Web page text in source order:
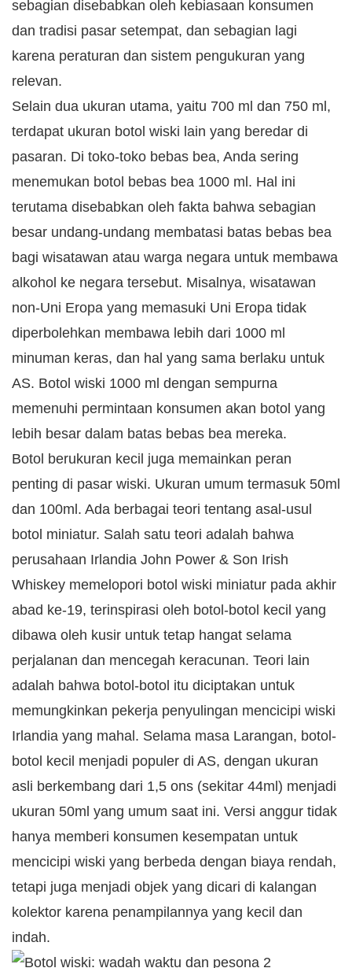
sebagian disebabkan oleh kebiasaan konsumen
dan tradisi pasar setempat, dan sebagian lagi
karena peraturan dan sistem pengukuran yang
relevan.
Selain dua ukuran utama, yaitu 700 ml dan 750 ml,
terdapat ukuran botol wiski lain yang beredar di
pasaran. Di toko-toko bebas bea, Anda sering
menemukan botol bebas bea 1000 ml. Hal ini
terutama disebabkan oleh fakta bahwa sebagian
besar undang-undang membatasi batas bebas bea
bagi wisatawan atau warga negara untuk membawa
alkohol ke negara tersebut. Misalnya, wisatawan
non-Uni Eropa yang memasuki Uni Eropa tidak
diperbolehkan membawa lebih dari 1000 ml
minuman keras, dan hal yang sama berlaku untuk
AS. Botol wiski 1000 ml dengan sempurna
memenuhi permintaan konsumen akan botol yang
lebih besar dalam batas bebas bea mereka.
Botol berukuran kecil juga memainkan peran
penting di pasar wiski. Ukuran umum termasuk 50ml
dan 100ml. Ada berbagai teori tentang asal-usul
botol miniatur. Salah satu teori adalah bahwa
perusahaan Irlandia John Power & Son Irish
Whiskey memelopori botol wiski miniatur pada akhir
abad ke-19, terinspirasi oleh botol-botol kecil yang
dibawa oleh kusir untuk tetap hangat selama
perjalanan dan mencegah keracunan. Teori lain
adalah bahwa botol-botol itu diciptakan untuk
memungkinkan pekerja penyulingan mencicipi wiski
Irlandia yang mahal. Selama masa Larangan, botol-
botol kecil menjadi populer di AS, dengan ukuran
asli berkembang dari 1,5 ons (sekitar 44ml) menjadi
ukuran 50ml yang umum saat ini. Versi anggur tidak
hanya memberi konsumen kesempatan untuk
mencicipi wiski yang berbeda dengan biaya rendah,
tetapi juga menjadi objek yang dicari di kalangan
kolektor karena penampilannya yang kecil dan
indah.